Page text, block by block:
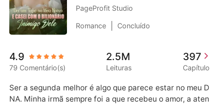
Sair
Baixar App
Lobisomem
Contos
Bilionários
PageProfit Studio
Romance Concluído
4.9
79 Comentário(s)
2.5M
Leituras
397
Capítulo
Ser a segunda melhor é algo que parece estar no meu D
NA. Minha irmã sempre foi a que recebeu o amor, a aten